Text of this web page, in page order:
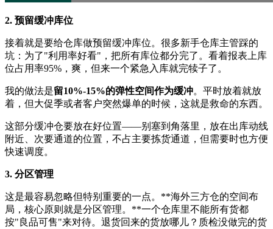
2. 预留缓冲库位
接着就是要给仓库做预留缓冲库位。很多新手仓库主管踩的
坑：为了"利用率好看"，把所有库位都分完了。看着报表上库
位占用率95%，爽，但来一个紧急入库就完犊子了。
我的做法是留10%-15%的弹性空间作为缓冲。平时放着就放
着，但大促季或者客户突然爆单的时候，这就是救命的东西。
这部分缓冲仓要放在好位置——别塞到角落里，放在出库动线
附近、次要通道的位置，不占主要拣货通道，但需要时也方便
快速调度。
3. 分区管理
这是最容易忽略但特别重要的一点。**海外三方仓的空间布
局，核心原则就是分区管理。**一个仓库里不能所有货都
按"良品可售"来对待。退货回来的货放哪儿？质检没做完的货